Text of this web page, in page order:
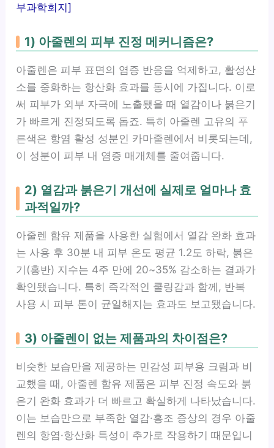
부과학회지]
1) 아줄렌의 피부 진정 메커니즘은?
아줄렌은 피부 표면의 염증 반응을 억제하고, 활성산
소를 중화하는 항산화 효과를 동시에 가집니다. 이로
써 피부가 외부 자극에 노출됐을 때 열감이나 붉은기
가 빠르게 진정되도록 돕죠. 특히 아줄렌 고유의 푸
른색은 항염 활성 성분인 카마줄렌에서 비롯되는데,
이 성분이 피부 내 염증 매개체를 줄여줍니다.
2) 열감과 붉은기 개선에 실제로 얼마나 효
과적일까?
아줄렌 함유 제품을 사용한 실험에서 열감 완화 효과
는 사용 후 30분 내 피부 온도 평균 1.2도 하락, 붉은
기(홍반) 지수는 4주 만에 20~35% 감소하는 결과가
확인됐습니다. 특히 즉각적인 쿨링감과 함께, 반복
사용 시 피부 톤이 균일해지는 효과도 보고됐습니다.
3) 아줄렌이 없는 제품과의 차이점은?
비슷한 보습만을 제공하는 민감성 피부용 크림과 비
교했을 때, 아줄렌 함유 제품은 피부 진정 속도와 붉
은기 완화 효과가 더 빠르고 확실하게 나타났습니다.
이는 보습만으로 부족한 열감·홍조 증상의 경우 아줄
렌의 항염·항산화 특성이 추가로 작용하기 때문입니